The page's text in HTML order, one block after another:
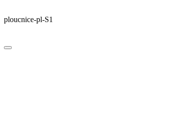
ploucnice-pl-S1